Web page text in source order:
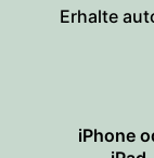
Erhalte
iPhone